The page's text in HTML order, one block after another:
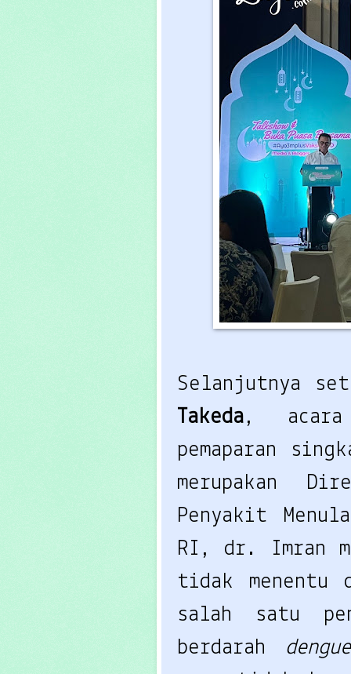
Takeda, acara
pemaparan
merupakan
Penyakit
RI, dr. Imran
tidak
salah satu
berdarah dengue